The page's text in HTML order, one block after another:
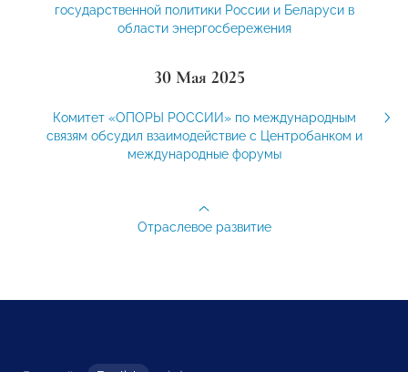
государственной политики России и Беларуси в
области энергосбережения
30 Мая 2025
Комитет «ОПОРЫ РОССИИ» по международным
связям обсудил взаимодействие с Центробанком и
международные форумы
Отраслевое развитие